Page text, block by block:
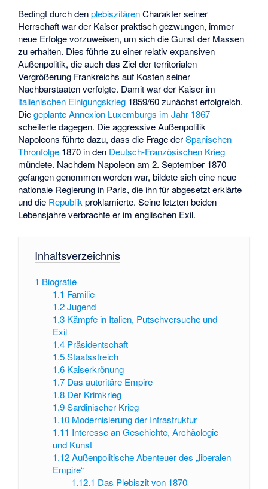
Bedingt durch denplebiszitärenCharakter seiner
Herrschaft war der Kaiser praktisch gezwungen, immer
neue Erfolge vorzuweisen, um sich die Gunst der Massen
zu erhalten. Dies führte zu einer relativ expansiven
Außenpolitik, die auch das Ziel der territorialen
Vergrößerung Frankreichs auf Kosten seiner
Nachbarstaaten verfolgte. Damit war der Kaiser im
italienischen Einigungskrieg 1859/60 zunächst erfolgreich.
Diegeplante Annexion Luxemburgs im Jahr 1867
scheiterte dagegen. Die aggressive Außenpolitik
Napoleons führte dazu, dass die Frage derSpanischen
Thronfolge 1870 in den Deutsch-Französischen Krieg
mündete. Nachdem Napoleon am 2. September 1870
gefangen genommen worden war, bildete sich eine neue
nationale Regierung in Paris, die ihn für abgesetzt erklärte
und die Republik proklamierte. Seine letzten beiden
Lebensjahre verbrachte er im englischen Exil.
Inhaltsverzeichnis
1 Biografie
1.1 Familie
1.2 Jugend
1.3 Kämpfe in Italien, Putschversuche und
Exil
1.4 Präsidentschaft
1.5 Staatsstreich
1.6 Kaiserkrönung
1.7 Das autoritäre Empire
1.8 Der Krimkrieg
1.9 Sardinischer Krieg
1.10 Modernisierung der Infrastruktur
1.11 Interesse an Geschichte, Archäologie
und Kunst
1.12 Außenpolitische Abenteuer des „liberalen
Empire“
1.12.1 Das Plebiszit von 1870